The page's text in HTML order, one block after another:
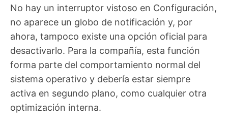
No hay un interruptor vistoso en Configuración,
no aparece un globo de notificación y, por
ahora, tampoco existe una opción oficial para
desactivarlo. Para la compañía, esta función
forma parte del comportamiento normal del
sistema operativo y debería estar siempre
activa en segundo plano, como cualquier otra
optimización interna.